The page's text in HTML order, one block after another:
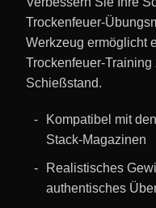
Trockenfeuer-
Werkzeug ermöglicht
Trockenfeuer-
Schießstand.
Kompatibel mit
Stack-Magazinen
Realistisches
authentisches